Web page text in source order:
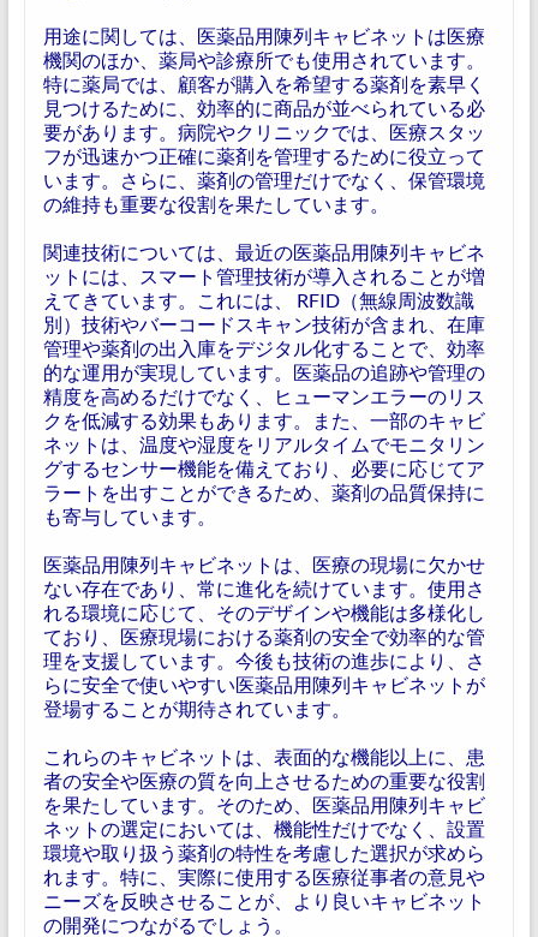
用途に関しては、医薬品用陳列キャビネットは医療
機関のほか、薬局や診療所でも使用されています。
特に薬局では、顧客が購入を希望する薬剤を素早く
見つけるために、効率的に商品が並べられている必
要があります。病院やクリニックでは、医療スタッ
フが迅速かつ正確に薬剤を管理するために役立って
います。さらに、薬剤の管理だけでなく、保管環境
の維持も重要な役割を果たしています。
関連技術については、最近の医薬品用陳列キャビネ
ットには、スマート管理技術が導入されることが増
えてきています。これには、 RFID（無線周波数識
別）技術やバーコードスキャン技術が含まれ、在庫
管理や薬剤の出入庫をデジタル化することで、効率
的な運用が実現しています。医薬品の追跡や管理の
精度を高めるだけでなく、ヒューマンエラーのリス
クを低減する効果もあります。また、一部のキャビ
ネットは、温度や湿度をリアルタイムでモニタリン
グするセンサー機能を備えており、必要に応じてア
ラートを出すことができるため、薬剤の品質保持に
も寄与しています。
医薬品用陳列キャビネットは、医療の現場に欠かせ
ない存在であり、常に進化を続けています。使用さ
れる環境に応じて、そのデザインや機能は多様化し
ており、医療現場における薬剤の安全で効率的な管
理を支援しています。今後も技術の進歩により、さ
らに安全で使いやすい医薬品用陳列キャビネットが
登場することが期待されています。
これらのキャビネットは、表面的な機能以上に、患
者の安全や医療の質を向上させるための重要な役割
を果たしています。そのため、医薬品用陳列キャビ
ネットの選定においては、機能性だけでなく、設置
環境や取り扱う薬剤の特性を考慮した選択が求めら
れます。特に、実際に使用する医療従事者の意見や
ニーズを反映させることが、より良いキャビネット
の開発につながるでしょう。